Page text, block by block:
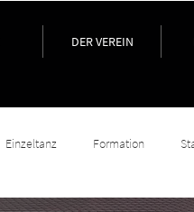
DER VEREIN
Einzeltanz Formation